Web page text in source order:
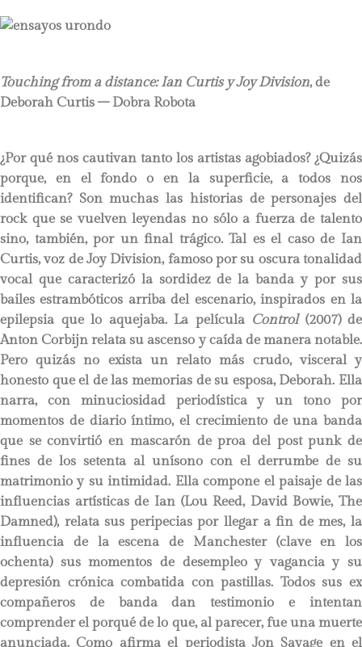
Touching from a distance: Ian Curtis y Joy Division, de
Deborah Curtis – Dobra Robota
¿Por qué nos cautivan tanto los artistas agobiados? ¿Quizás
porque, en el fondo o en la superficie, a todos nos
identifican? Son muchas las historias de personajes del
rock que se vuelven leyendas no sólo a fuerza de talento
sino, también, por un final trágico. Tal es el caso de Ian
Curtis, voz de Joy Division, famoso por su oscura tonalidad
vocal que caracterizó la sordidez de la banda y por sus
bailes estrambóticos arriba del escenario, inspirados en la
epilepsia que lo aquejaba. La película Control(2007) de
Anton Corbijn relata su ascenso y caída de manera notable.
Pero quizás no exista un relato más crudo, visceral y
honesto que el de las memorias de su esposa, Deborah. Ella
narra, con minuciosidad periodística y un tono por
momentos de diario íntimo, el crecimiento de una banda
que se convirtió en mascarón de proa del post punk de
fines de los setenta al unísono con el derrumbe de su
matrimonio y su intimidad. Ella compone el paisaje de las
influencias artísticas de Ian (Lou Reed, David Bowie, The
Damned), relata sus peripecias por llegar a fin de mes, la
influencia de la escena de Manchester (clave en los
ochenta) sus momentos de desempleo y vagancia y su
depresión crónica combatida con pastillas. Todos sus ex
compañeros de banda dan testimonio e intentan
comprender el porqué de lo que, al parecer, fue una muerte
anunciada. Como afirma el periodista Jon Savage en el